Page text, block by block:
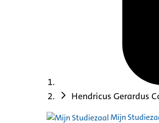
Hendricus Gerardus
Mijn